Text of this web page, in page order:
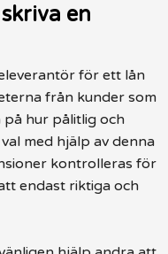
en
för ett lån
från kunder som
på hur pålitlig och
med hjälp av denna
kontrolleras för
endast riktiga och